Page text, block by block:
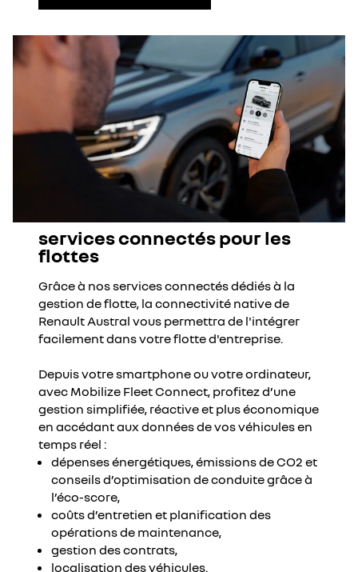
services connectés pour les
flottes
Grâce à nos services connectés dédiés à la
gestion de flotte, la connectivité native de
Renault Austral vous permettra de l'intégrer
facilement dans votre flotte d'entreprise.
Depuis votre smartphone ou votre ordinateur,
avec Mobilize Fleet Connect, profitez d’une
gestion simplifiée, réactive et plus économique
en accédant aux données de vos véhicules en
temps réel :
dépenses énergétiques, émissions de CO2 et
conseils d’optimisation de conduite grâce à
l’éco-score,
coûts d’entretien et planification des
opérations de maintenance,
gestion des contrats,
localisation des véhicules.